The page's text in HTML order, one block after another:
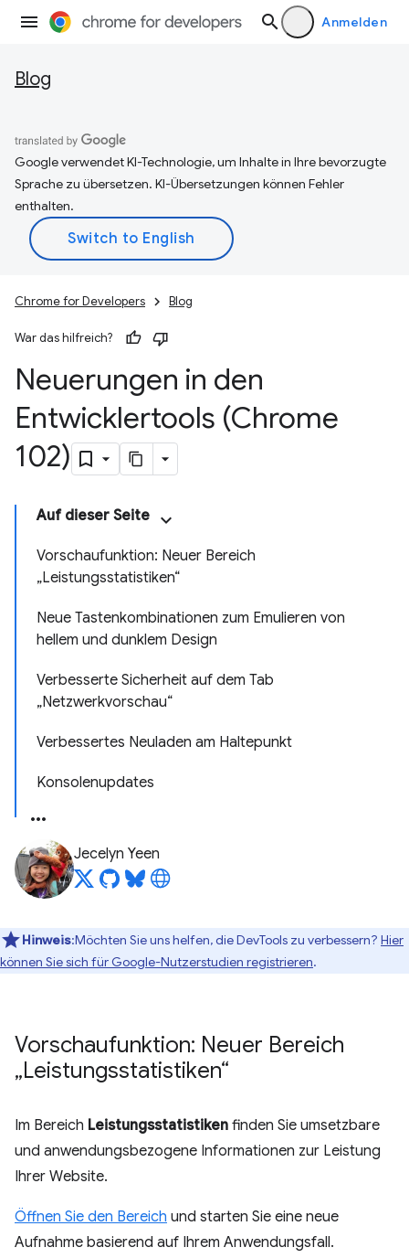
Anmelden
Blog
Google verwendet KI-Technologie, um Inhalte in Ihre bevorzugte
Sprache zu übersetzen. KI-Übersetzungen können Fehler
enthalten.
Chrome for Developers Blog
War das hilfreich?
Neuerungen in den
Entwicklertools (Chrome
102)
Auf dieser Seite
Vorschaufunktion: Neuer Bereich
„Leistungsstatistiken“
Neue Tastenkombinationen zum Emulieren von
hellem und dunklem Design
Verbesserte Sicherheit auf dem Tab
„Netzwerkvorschau“
Verbessertes Neuladen am Haltepunkt
Konsolenupdates
Jecelyn Yeen
Hinweis:Möchten Sie uns helfen, die DevTools zu verbessern? Hier
können Sie sich für Google-Nutzerstudien registrieren.
Vorschaufunktion: Neuer Bereich
„Leistungsstatistiken“
Im Bereich Leistungsstatistiken finden Sie umsetzbare
und anwendungsbezogene Informationen zur Leistung
Ihrer Website.
Öffnen Sie den Bereich und starten Sie eine neue
Aufnahme basierend auf Ihrem Anwendungsfall.